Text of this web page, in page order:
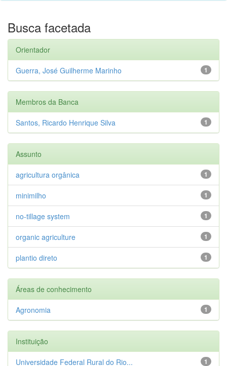
Busca facetada
Orientador
1
Guerra, José Guilherme Marinho
Membros da Banca
1
Santos, Ricardo Henrique Silva
Assunto
1
agricultura orgânica
1
minimilho
1
no-tillage system
1
organic agriculture
1
plantio direto
Áreas de conhecimento
1
Agronomia
Instituição
1
Universidade Federal Rural do Rio...